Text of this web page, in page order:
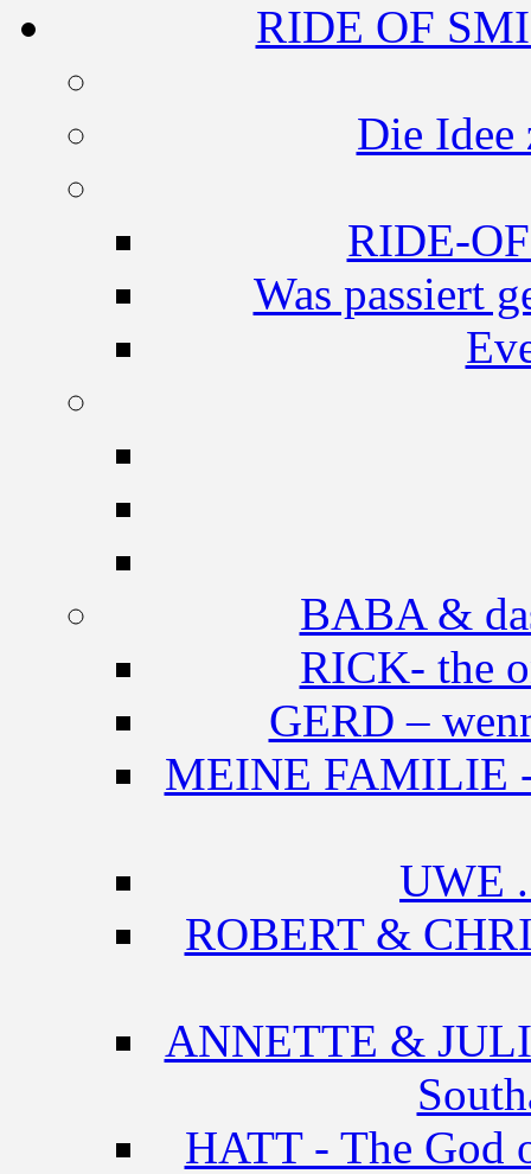
RIDE OF
Die Idee
RIDE-
Was passiert
BABA &
RICK- the
GERD –
MEINE FAMILIE -
UWE
ROBERT &
ANNETTE &
HATT - The God